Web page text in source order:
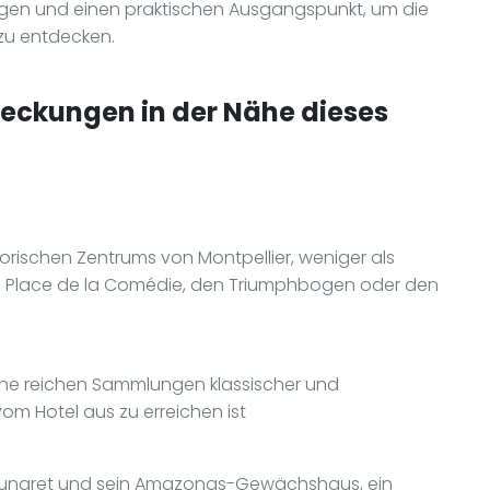
und einen praktischen Ausgangspunkt, um die
entdecken.
in der Nähe dieses
Zentrums von Montpellier, weniger als
de la Comédie, den Triumphbogen oder den
reichen Sammlungen klassischer und
Hotel aus zu erreichen ist
und sein Amazonas-Gewächshaus, ein